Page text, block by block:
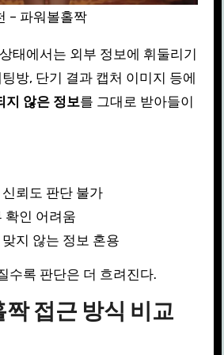
– 파워볼홀짝
태에서는 외부 정보에 휘둘리기
방, 단기 결과 캡처 이미지 등에
지 않은 정보를 그대로 받아들이
뢰도 판단 불가
확인 어려움
지 않는 정보 혼용
수록 판단은 더 흐려진다.
접근 방식 비교